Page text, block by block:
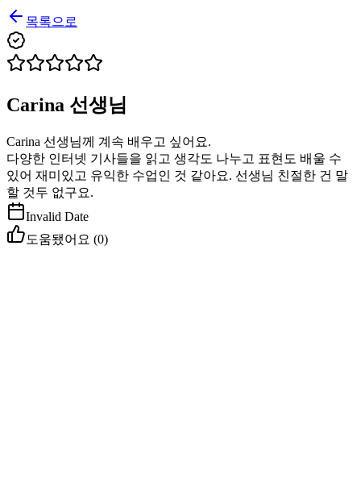
목록으로
Carina 선생님
Carina 선생님께 계속 배우고 싶어요.
다양한 인터넷 기사들을 읽고 생각도 나누고 표현도 배울 수
있어 재미있고 유익한 수업인 것 같아요. 선생님 친절한 건 말
할 것두 없구요.
Invalid Date
도움됐어요 (0)